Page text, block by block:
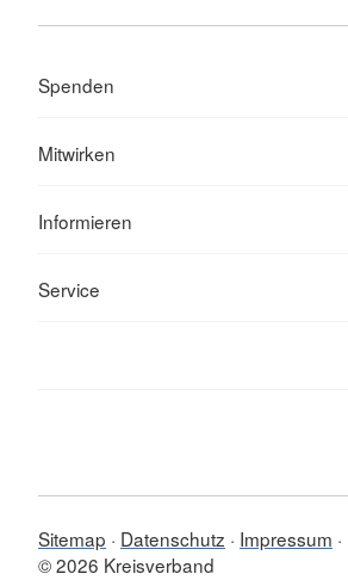
Spenden
Mitwirken
Informieren
Service
Sitemap Datenschutz
Impressum
© 2026 Kreisverband